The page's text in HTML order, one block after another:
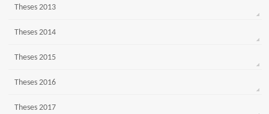
Theses 2013
Theses 2014
Theses 2015
Theses 2016
Theses 2017